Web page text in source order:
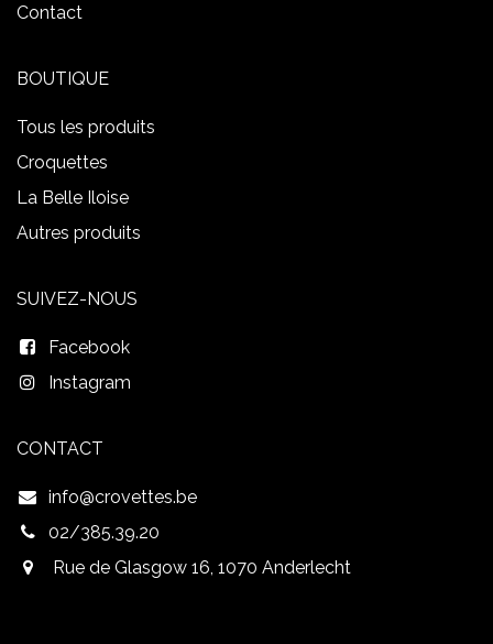
Contact
BOUTIQUE
Tous les produits
Croquettes
La Belle Iloise
Autres produits
SUIVEZ-NOUS
Facebook
Instagram
CONTACT
info@crovettes.be
02/385.39.20
Rue de Glasgow 16, 1070 Anderlecht